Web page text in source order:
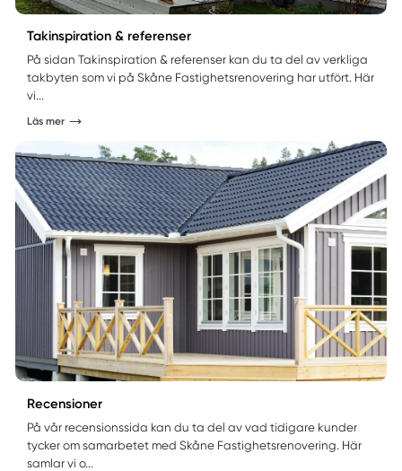
Takinspiration & referenser
På sidan Takinspiration & referenser kan du ta del av verkliga
takbyten som vi på Skåne Fastighetsrenovering har utfört. Här
vi...
Läs mer
Recensioner
På vår recensionssida kan du ta del av vad tidigare kunder
tycker om samarbetet med Skåne Fastighetsrenovering. Här
samlar vi o...